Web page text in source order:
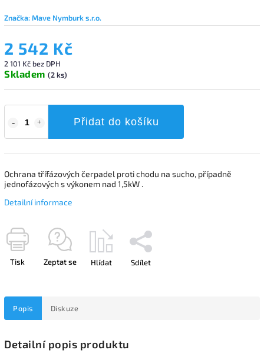
Značka:Mave Nymburk s.r.o.
2 542 Kč
2 101 Kč bez DPH
Skladem (2 ks)
Přidat do košíku
Ochrana třífázových čerpadel proti chodu na sucho, případně
jednofázových s výkonem nad 1,5kW .
Detailní informace
Tisk Zeptat se Hlídat Sdílet
Popis Diskuze
Detailní popis produktu